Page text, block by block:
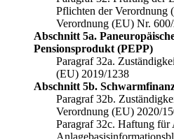
Pflichten der Verordnung
Verordnung (EU) Nr.
Abschnitt 5a.
Pensionsprodukt (PEPP)
Paragraf 32a.
(EU) 2019/1238
Abschnitt 5b.
Paragraf 32b.
Verordnung (EU) 2020/
Paragraf 32c. Haftung für